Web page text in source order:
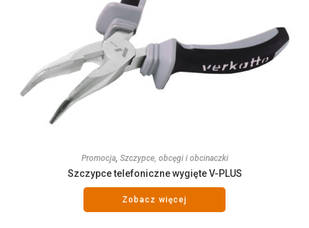
Promocja, Szczypce, obcęgi i obcinaczki
Szczypce telefoniczne wygięte V-PLUS
Zobacz więcej